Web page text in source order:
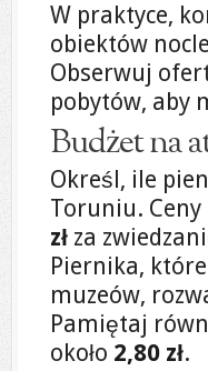
W praktyce,
obiektów
Obserwuj
pobytów, aby
Budżet na
Określ, ile
Toruniu.
zł za
Piernika,
muzeów,
Pamiętaj
około 2,80 zł.